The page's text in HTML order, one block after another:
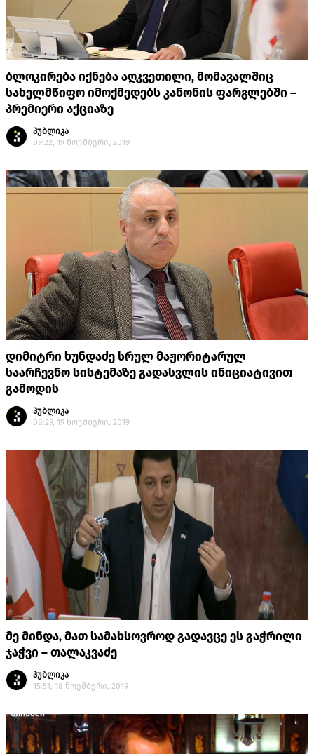
ბლოკირება იქნება აღკვეთილი, მომავალშიც
სახელმწიფო იმოქმედებს კანონის ფარგლებში –
პრემიერი აქციაზე
პუბლიკა
09:22, 19 ნოემბერი, 2019
დიმიტრი ხუნდაძე სრულ მაჟორიტარულ
საარჩევნო სისტემაზე გადასვლის ინიციატივით
გამოდის
პუბლიკა
08:29, 19 ნოემბერი, 2019
მე მინდა, მათ სამახსოვროდ გადავცე ეს გაჭრილი
ჯაჭვი – თალაკვაძე
პუბლიკა
15:51, 18 ნოემბერი, 2019